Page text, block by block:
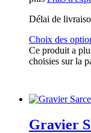
Délai de
Choix des
Ce produit a
choisies sur la
Gravier